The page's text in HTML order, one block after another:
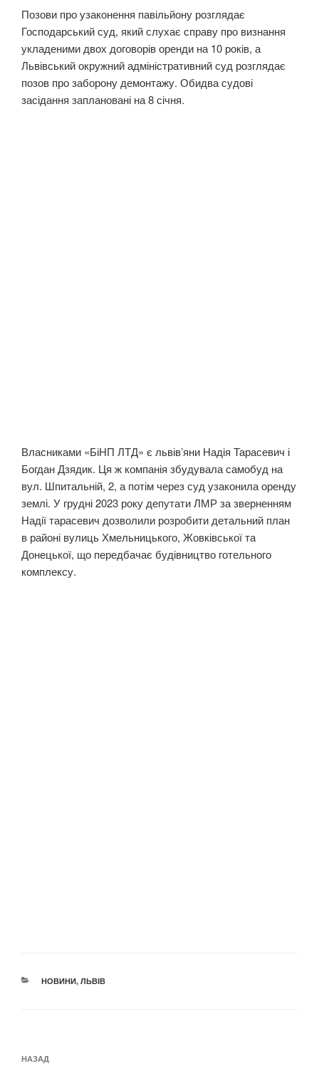
Позови про узаконення павільйону розглядає
Господарський суд, який слухає справу про визнання
укладеними двох договорів оренди на 10 років, а
Львівський окружний адміністративний суд розглядає
позов про заборону демонтажу. Обидва судові
засідання заплановані на 8 січня.
Власниками «БіНП ЛТД» є львівʼяни Надія Тарасевич і
Богдан Дзядик. Ця ж компанія збудувала самобуд на
вул. Шпитальній, 2, а потім через суд узаконила оренду
землі. У грудні 2023 року депутати ЛМР за зверненням
Надії тарасевич дозволили розробити детальний план
в районі вулиць Хмельницького, Жовківської та
Донецької, що передбачає будівництво готельного
комплексу.
КАТЕГОРІЇ
НОВИНИ, ЛЬВІВ
Попередній
НАЗАД